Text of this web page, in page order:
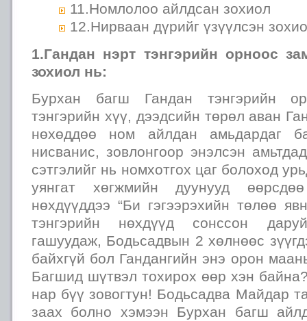
11.Номлолоо айлдсан зохиол
12.Нирваан дүрийг үзүүлсэн
1.Гандан нэрт тэнгэрийн орноос
зохиол нь:
Бурхан багш Гандан тэнгэрийн
тэнгэрийн хүү, дээдсийн төрөл аван
нөхөддөө ном айлдан амьдардаг
нисванис, зовлонгоор энэлсэн
сэтгэлийг нь номхотгох цаг болоход
уянгат хөгжмийн дуунууд
нөхдүүддээ “Би гэгээрэхийн төлөө
тэнгэрийн нөхдүүд сонссон
гашуудаж, Бодьсадвын 2 хөлнөөс
байхгүй бол Гандангийн энэ орон
Багшид шүтвэл тохирох өөр хэн
нар бүү зовогтун! Бодьсадва Майдар
заах болно хэмээн Бурхан багш